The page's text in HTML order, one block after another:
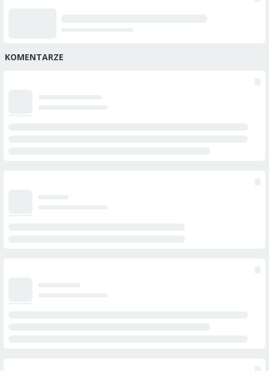
KOMENTARZE